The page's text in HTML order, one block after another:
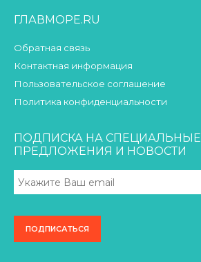
ГЛАВМОРЕ.RU
Обратная связь
Контактная информация
Пользовательское соглашение
Политика конфиденциальности
ПОДПИСКА НА СПЕЦИАЛЬНЫЕ
ПРЕДЛОЖЕНИЯ И НОВОСТИ